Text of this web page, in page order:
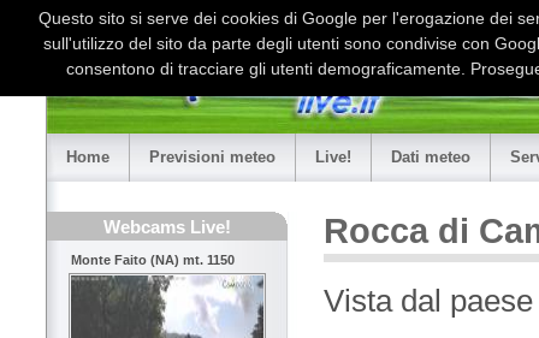
Home Previsioni meteo Live! Dati meteo
Webcams Live!
Monte Faito (NA) mt. 1150
Rocca di
Vista dal
Questo sito si serve dei cookies di Google per l'erogazione dei
sull'utilizzo del sito da parte degli utenti sono condivise con
consentono di tracciare gli utenti demograficamente.